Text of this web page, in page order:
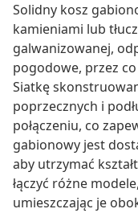
Solidny kosz
kamieniami lub
galwanizowanej,
pogodowe, przez
Siatkę
poprzecznych i
połączeniu, co
gabionowy jest
aby utrzymać
łączyć różne
umieszczając je